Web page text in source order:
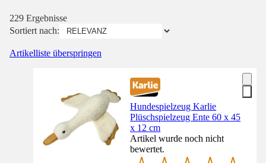
229 Ergebnisse
Sortiert nach:
Artikelliste überspringen
Hundespielzeug Karlie
Plüschspielzeug Ente 60 x 45
x 12 cm
Artikel wurde noch nicht
bewertet.